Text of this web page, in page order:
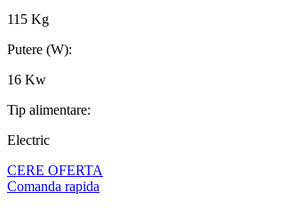
115 Kg
Putere (W):
16 Kw
Tip alimentare:
Electric
CERE OFERTA
Comanda rapida